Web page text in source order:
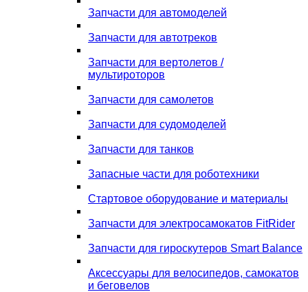
Запчасти для автомоделей
Запчасти для автотреков
Запчасти для вертолетов /
мультироторов
Запчасти для самолетов
Запчасти для судомоделей
Запчасти для танков
Запасные части для роботехники
Стартовое оборудование и материалы
Запчасти для электросамокатов FitRider
Запчасти для гироскутеров Smart Balance
Аксессуары для велосипедов, самокатов
и беговелов